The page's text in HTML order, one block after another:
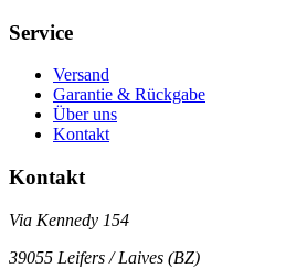
Service
Versand
Garantie & Rückgabe
Über uns
Kontakt
Kontakt
Via Kennedy 154
39055 Leifers / Laives (BZ)